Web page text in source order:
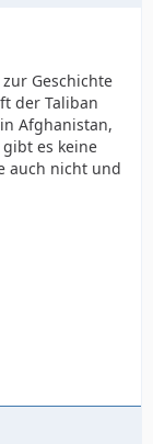
Geschichte
der Taliban
Afghanistan,
es keine
auch nicht und